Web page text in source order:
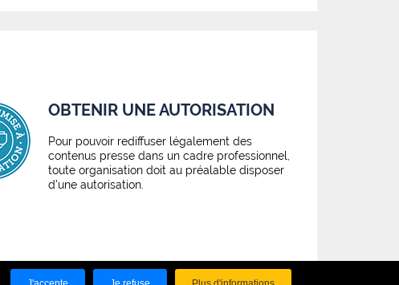
OBTENIR UNE AUTORISATION
Pour pouvoir rediffuser légalement des
contenus presse dans un cadre professionnel,
toute organisation doit au préalable disposer
d'une autorisation.